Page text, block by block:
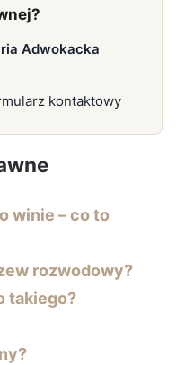
Adwokacka
kontaktowy
winie – co to
rozwodowy?
takiego?